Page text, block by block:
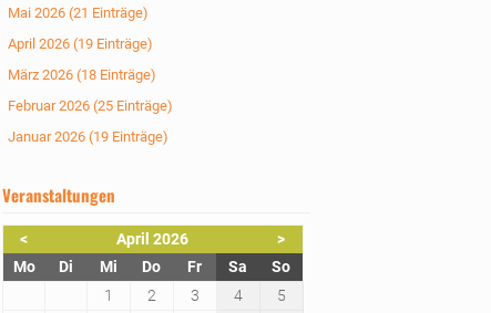
Mai 2026 (21 Einträge)
April 2026 (19 Einträge)
März 2026 (18 Einträge)
Februar 2026 (25 Einträge)
Januar 2026 (19 Einträge)
Veranstaltungen
< April 2026
>
MontagDienstag
Mittwoch
Donnerstag
FreitagSa mstag
Sonntag
1
2 3 4
5